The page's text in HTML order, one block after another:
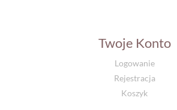
Twoje Konto
Logowanie
Rejestracja
Koszyk